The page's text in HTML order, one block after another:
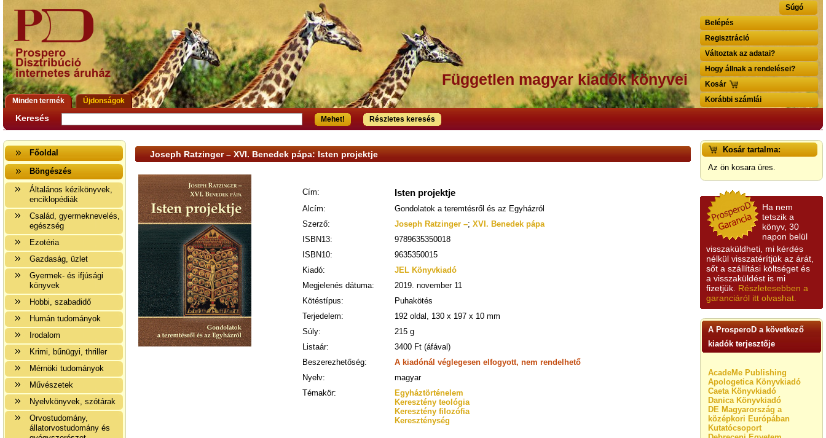
Súgó
Belépés
Regisztráció
Változtak az adatai?
Hogy állnak a rendelései?
Kosár
Korábbi számlái
Független magyar kiadók könyvei
Minden termék Újdonságok
Keresés Mehet! Részletes keresés
Főoldal
Böngészés
Általános kézikönyvek,
enciklopédiák
Család, gyermeknevelés,
egészség
Ezotéria
Gazdaság, üzlet
Gyermek- és ifjúsági
könyvek
Hobbi, szabadidő
Humán tudományok
Irodalom
Krimi, bűnügyi, thriller
Mérnöki tudományok
Művészetek
Nyelvkönyvek, szótárak
Orvostudomány,
állatorvostudomány és
Kosár tartalma:
Az ön kosara üres.
Ha nem
tetszik a
könyv, 30
napon belül
visszaküldheti, mi kérdés
nélkül visszatérítjük az árát,
sőt a szállítási költséget és
a visszaküldést is mi
fizetjük. Részletesebben a
garanciáról itt olvashat.
A ProsperoD a következő
kiadók terjesztője
AcadeMe Publishing
Apologetica Könyvkiadó
Caeta Könyvkiadó
Danica Könyvkiadó
DE Magyarország a
középkori Európában
Kutatócsoport
Joseph Ratzinger – XVI. Benedek pápa: Isten projektje
Cím: Isten projektje
Alcím:
Gondolatok a teremtésről és az Egyházról
Szerző:
Joseph Ratzinger –; XVI. Benedek pápa
ISBN13:
9789635350018
ISBN10:
9635350015
Kiadó:
JEL Könyvkiadó
Megjelenés dátuma:
2019. november 11
Kötéstípus:
Puhakötés
Terjedelem:
192 oldal, 130 x 197 x 10 mm
Súly:
215 g
Listaár:
3400 Ft (áfával)
Beszerezhetőség:
A kiadónál véglegesen elfogyott, nem rendelhető
Nyelv:
magyar
Témakör:
Egyháztörténelem
Keresztény teológia
Keresztény filozófia
Kereszténység